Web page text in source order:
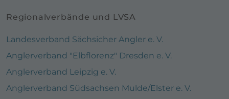
Regionalverbände und LVSA
Landesverband Sächsicher Angler e. V.
Anglerverband "Elbflorenz" Dresden e. V.
Anglerverband Leipzig e. V.
Anglerverband Südsachsen Mulde/Elster e. V.